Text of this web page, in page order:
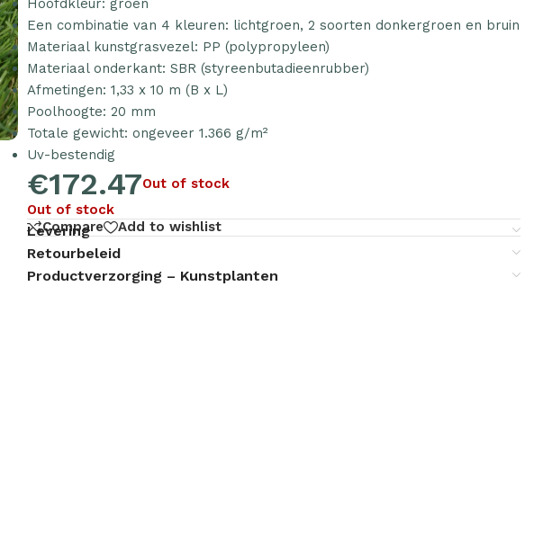
Een combinatie van 4 kleuren: lichtgroen, 2 soorten donkergroen en bruin
Materiaal kunstgrasvezel: PP (polypropyleen)
Materiaal onderkant: SBR (styreenbutadieenrubber)
Afmetingen: 1,33 x 10 m (B x L)
Poolhoogte: 20 mm
Totale gewicht: ongeveer 1.366 g/m²
Uv-bestendig
€172.47Out of stock
Out of stock
Compare
Add to wishlist
Levering
Retourbeleid
Productverzorging – Kunstplanten